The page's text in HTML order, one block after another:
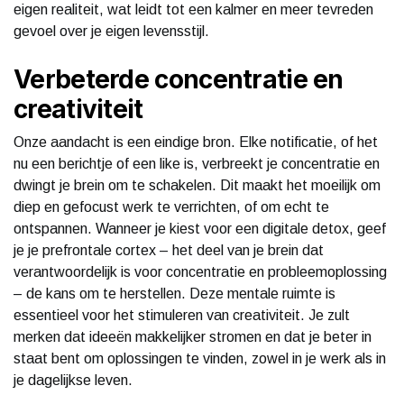
eigen realiteit, wat leidt tot een kalmer en meer tevreden
gevoel over je eigen levensstijl.
Verbeterde concentratie en
creativiteit
Onze aandacht is een eindige bron. Elke notificatie, of het
nu een berichtje of een like is, verbreekt je concentratie en
dwingt je brein om te schakelen. Dit maakt het moeilijk om
diep en gefocust werk te verrichten, of om echt te
ontspannen. Wanneer je kiest voor een digitale detox, geef
je je prefrontale cortex – het deel van je brein dat
verantwoordelijk is voor concentratie en probleemoplossing
– de kans om te herstellen. Deze mentale ruimte is
essentieel voor het stimuleren van creativiteit. Je zult
merken dat ideeën makkelijker stromen en dat je beter in
staat bent om oplossingen te vinden, zowel in je werk als in
je dagelijkse leven.